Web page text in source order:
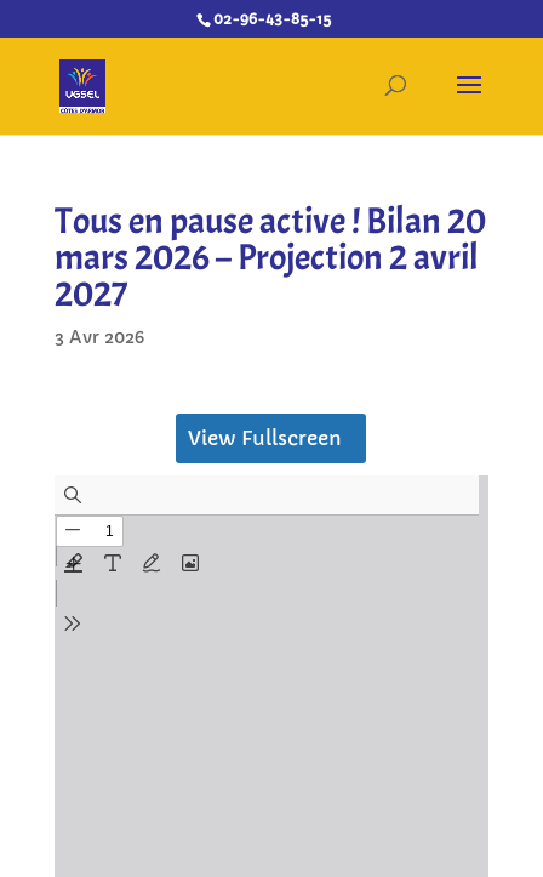
02-96-43-85-15
Tous en pause active ! Bilan 20
mars 2026 – Projection 2 avril
2027
3 Avr 2026
View Fullscreen